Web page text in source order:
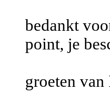
bedankt
point, je
groeten